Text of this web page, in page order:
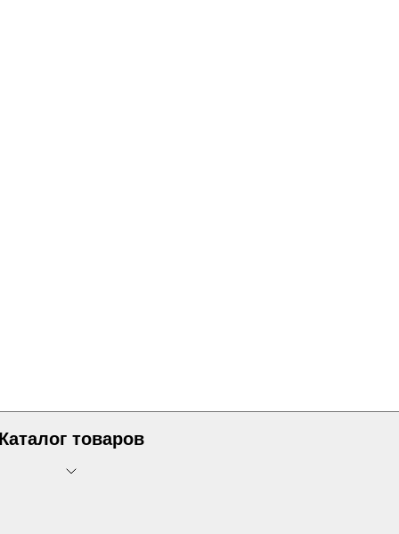
товаров